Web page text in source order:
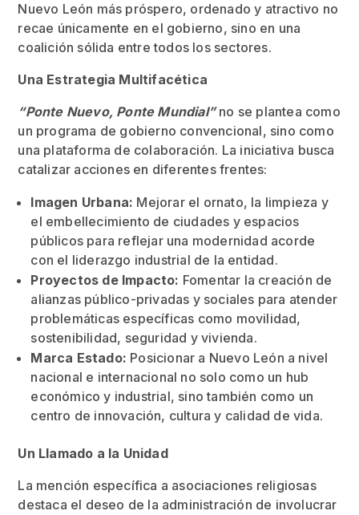
Nuevo León más próspero, ordenado y atractivo no
recae únicamente en el gobierno, sino en una
coalición sólida entre todos los sectores.
Una Estrategia Multifacética
“Ponte Nuevo, Ponte Mundial” no se plantea como
un programa de gobierno convencional, sino como
una plataforma de colaboración. La iniciativa busca
catalizar acciones en diferentes frentes:
Imagen Urbana: Mejorar el ornato, la limpieza y
el embellecimiento de ciudades y espacios
públicos para reflejar una modernidad acorde
con el liderazgo industrial de la entidad.
Proyectos de Impacto: Fomentar la creación de
alianzas público-privadas y sociales para atender
problemáticas específicas como movilidad,
sostenibilidad, seguridad y vivienda.
Marca Estado: Posicionar a Nuevo León a nivel
nacional e internacional no solo como un hub
económico y industrial, sino también como un
centro de innovación, cultura y calidad de vida.
Un Llamado a la Unidad
La mención específica a asociaciones religiosas
destaca el deseo de la administración de involucrar